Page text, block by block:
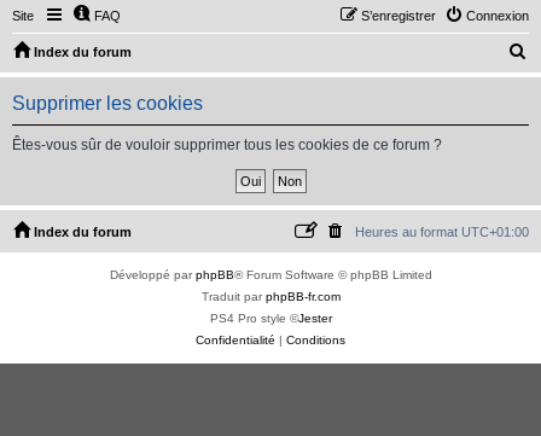
Site FAQ Connexion
S’enregistrer
Index du forum
e
h
Supprimer les cookies
Êtes-vous sûr de vouloir supprimer tous les cookies de ce forum ?
Index du forum Heures au format UTC+01:00
Développé parphpBB® Forum Software © phpBB Limited
Traduit parphpBB-fr.com
PS4 Pro style ©Jester
Confidentialité | Conditions